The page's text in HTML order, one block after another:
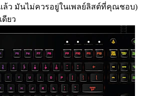
ล้ว มันไม่ควรอยู่ในเพลย์ลิสต์ที่คุณชอบ)
ดียว